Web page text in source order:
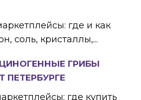
где и как
соль, кристаллы,...
ГРИБЫ
ПЕТЕРБУРГЕ
где купить